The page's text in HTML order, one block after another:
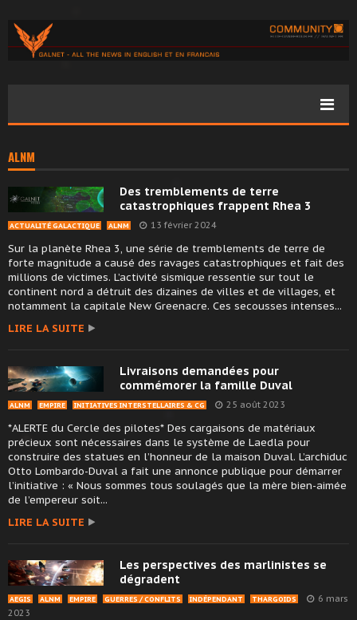
ALNM
Des tremblements de terre
catastrophiques frappent Rhea 3
ACTUALITÉ GALACTIQUE ALNM 13 février 2024
Sur la planète Rhea 3, une série de tremblements de terre de
forte magnitude a causé des ravages catastrophiques et fait des
millions de victimes. L’activité sismique ressentie sur tout le
continent nord a détruit des dizaines de villes et de villages, et
notamment la capitale New Greenacre. Ces secousses intenses...
LIRE LA SUITE
Livraisons demandées pour
commémorer la famille Duval
ALNM EMPIRE INITIATIVES INTERSTELLAIRES & CG 25 août 2023
*ALERTE du Cercle des pilotes* Des cargaisons de matériaux
précieux sont nécessaires dans le système de Laedla pour
construire des statues en l’honneur de la maison Duval. L’archiduc
Otto Lombardo-Duval a fait une annonce publique pour démarrer
l’initiative : « Nous sommes tous soulagés que la mère bien-aimée
de l’empereur soit...
LIRE LA SUITE
Les perspectives des marlinistes se
dégradent
AEGIS ALNM EMPIRE GUERRES / CONFLITS INDÉPENDANT THARGOIDS
6 mars
2023